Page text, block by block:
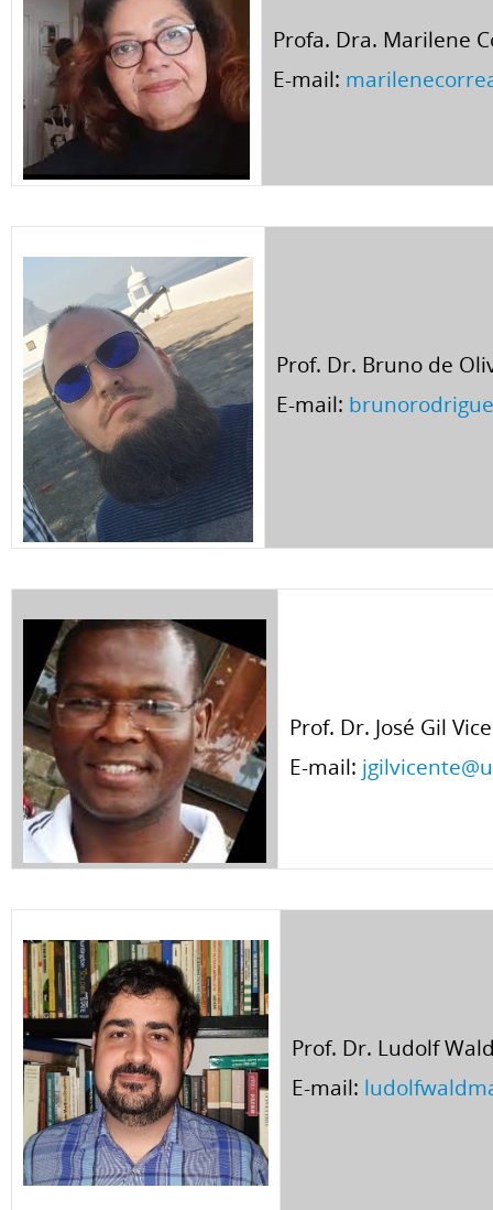
Profa. Dra. Marilene
E-mail:
Prof. Dr. Bruno de
E-mail:
Prof. Dr. José Gil
E-mail:
Prof. Dr. Ludolf
E-mail: